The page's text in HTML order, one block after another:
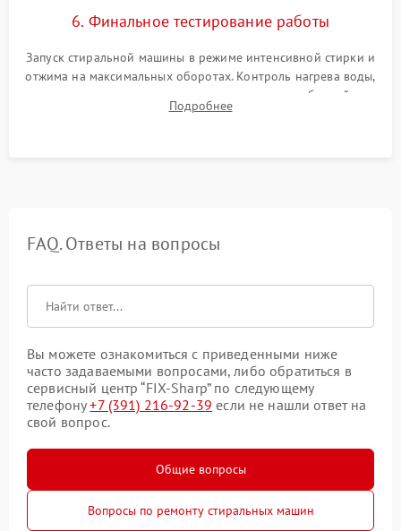
6. Финальное тестирование работы
Запуск стиральной машины в режиме интенсивной стирки и
отжима на максимальных оборотах. Контроль нагрева воды,
корректности слива, отсутствия излишних вибраций,
посторонних стуков и протечек под корпусом.
Подробнее
FAQ. Ответы на вопросы
Вы можете ознакомиться с приведенными ниже
часто задаваемыми вопросами, либо обратиться в
сервисный центр “FIX-Sharp” по следующему
телефону+7 (391) 216-92-39 если не нашли ответ на
свой вопрос.
Общие вопросы
Вопросы по ремонту стиральных машин